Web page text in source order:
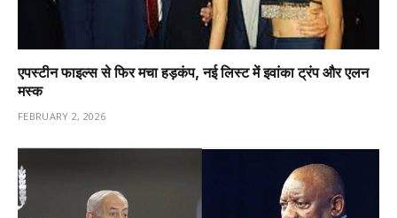
एपस्टीन फाइल्स से फिर मचा हड़कंप, नई लिस्ट में इवांका ट्रंप और एलन
मस्क
FEBRUARY 2, 2026